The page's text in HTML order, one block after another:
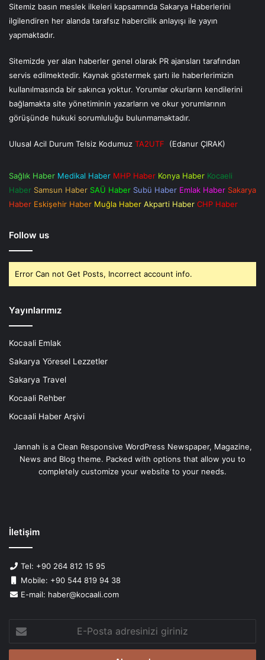
Sitemiz basın meslek ilkeleri kapsamında Sakarya Haberlerini
ilgilendiren her alanda tarafsız habercilik anlayışı ile yayın
yapmaktadır.
Sitemizde yer alan haberler genel olarak PR ajansları tarafından
servis edilmektedir. Kaynak göstermek şartı ile haberlerimizin
kullanılmasında bir sakınca yoktur. Yorumlar okurların kendilerini
bağlamakta site yönetiminin yazarların ve okur yorumlarının
görüşünde hukuki sorumluluğu bulunmamaktadır.
Ulusal Acil Durum Telsiz Kodumuz TA2UTF (Edanur ÇIRAK)
Sağlık Haber Medikal Haber MHP Haber Konya Haber Kocaeli
Haber Samsun Haber SAÜ Haber Subü Haber Emlak Haber Sakarya
Haber Eskişehir Haber Muğla Haber Akparti Haber CHP Haber
Follow us
Error Can not Get Posts, Incorrect account info.
Yayınlarımız
Kocaali Emlak
Sakarya Yöresel Lezzetler
Sakarya Travel
Kocaali Rehber
Kocaali Haber Arşivi
Jannah is a Clean Responsive WordPress Newspaper, Magazine,
News and Blog theme. Packed with options that allow you to
completely customize your website to your needs.
İletişim
Tel: +90 264 812 15 95
Mobile: +90 544 819 94 38
E-mail: haber@kocaali.com
Posta
adresinizi